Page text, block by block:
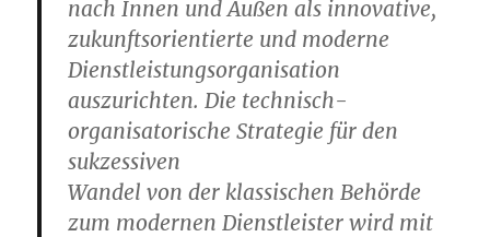
nach Innen und Außen als innovative,
zukunftsorientierte und moderne
Dienstleistungsorganisation
auszurichten. Die technisch-
organisatorische Strategie für den
sukzessiven
Wandel von der klassischen Behörde
zum modernen Dienstleister wird mit